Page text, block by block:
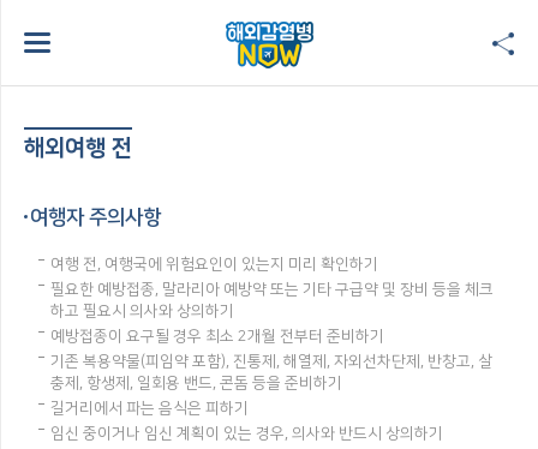
해외여행 전
여행자 주의사항
여행 전, 여행국에 위험요인이 있는지 미리 확인하기
필요한 예방접종, 말라리아 예방약 또는 기타 구급약 및 장비 등을 체크
하고 필요시 의사와 상의하기
예방접종이 요구될 경우 최소 2개월 전부터 준비하기
기존 복용약물(피임약 포함), 진통제, 해열제, 자외선차단제, 반창고, 살
충제, 항생제, 일회용 밴드, 콘돔 등을 준비하기
길거리에서 파는 음식은 피하기
임신 중이거나 임신 계획이 있는 경우, 의사와 반드시 상의하기